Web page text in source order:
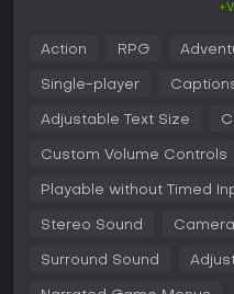
królestwa Anglii. Gracze
statkach, atakując saskie
walce dwiema broniami
rozczłonkowujących
Choć skradanie się nadal
i najazdów, co wpływa na
Action RPG
Single-player
Adjustable Text Size
Custom Volume Controls
Playable without Timed
Stereo Sound
Surround Sound